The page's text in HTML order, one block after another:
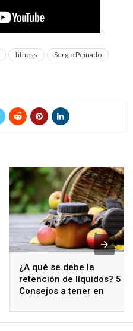
fitness Sergio Peinado
¿A qué se debe la
retención de líquidos? 5
Consejos a tener en
este síntoma